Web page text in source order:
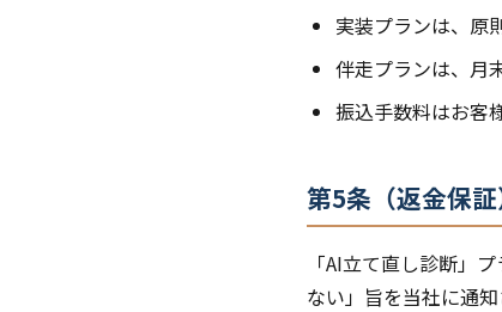
実装プランは、原
伴走プランは、月
振込手数料はお客
第5条（返金保証
「AI立て直し診断」
ない」旨を当社に通